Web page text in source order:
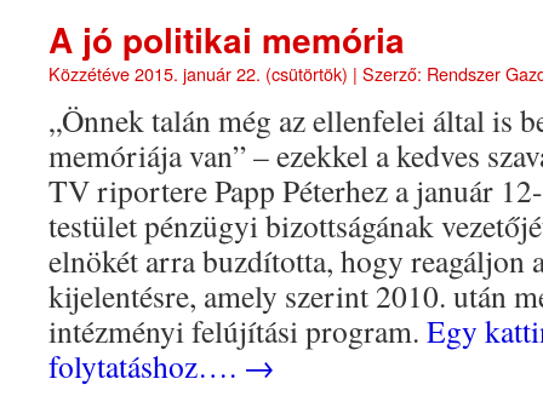
A jó politikai memória
Közzétéve2015. január 22. (csütörtök) | Szerző: Rendszer
„Önnek talán még az ellenfelei által is
memóriája van” – ezekkel a kedves
TV riportere Papp Péterhez a január
testület pénzügyi bizottságának
elnökét arra buzdította, hogy reagáljon
kijelentésre, amely szerint 2010. után
intézményi felújítási program. Egy
folytatáshoz…. →